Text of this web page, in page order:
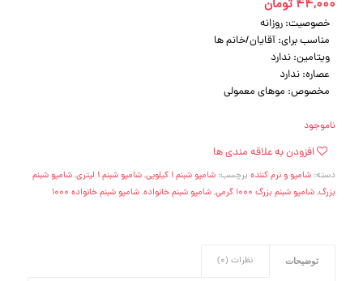
44,000 تومان
خصوصیت: روزانه
مناسب برای: آقایان/خانم ها
ویتامین: ندارد
عصاره: ندارد
مخصوص: موهای معمولی
ناموجود
افزودن به علاقه مندی ها
دسته: شامپو و نرم کننده برچسب: شامپو شبنم 1 کیلویی ,شامپو شبنم 1 لیتری ,شامپو شبنم
بزرگ,شامپو شبنم بزرگ 1000 گرمی ,شامپو شبنم خانواده,شامپو شبنم خانواده 1000
توضیحات نظرات (0)